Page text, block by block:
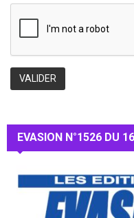
EVASION N°1526 DU